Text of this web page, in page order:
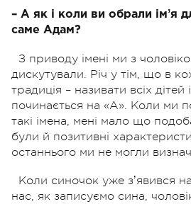
– А як і коли ви обрали імʼя
саме Адам?
З приводу імені ми з
дискутували. Річ у тім, що в
традиція – називати всіх дітей
починається на «А». Коли ми
такі імена, мені мало що
були й позитивні
останнього ми не могли
Коли синочок уже зʼявився на
нас, як записуємо сина,